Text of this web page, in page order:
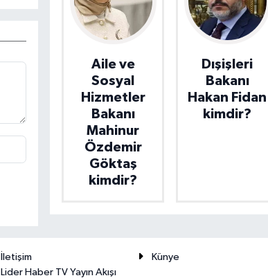
Aile ve
Sosyal
Hizmetler
Bakanı
Mahinur
Özdemir
Göktaş
kimdir?
Dışişleri
Bakanı
Hakan Fidan
kimdir?
İletişim
Künye
Lider Haber TV Yayın Akışı